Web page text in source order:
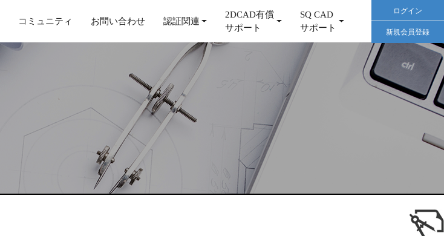
コミュニティ お問い合わせ 認証関連
2DCAD有償
サポート
SQ CAD
サポート
ログイン
新規会員登録